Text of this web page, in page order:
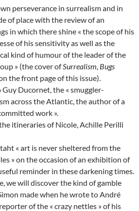
perseverance in surrealism and in
of place with the review of an
in which there shine « the scope of his
of his sensitivity as well as the
kind of humour of the leader of the
» (the cover ofSurrealism, Bugs
the front page of this issue).
Ducornet, the « smuggler-
across the Atlantic, the author of a
work ».
itineraries of Nicole, Achille Perilli
« art is never sheltered from the
» on the occasion of an exhibition of
reminder in these darkening times.
we will discover the kind of gamble
made when he wrote to André
of the « crazy nettles » of his